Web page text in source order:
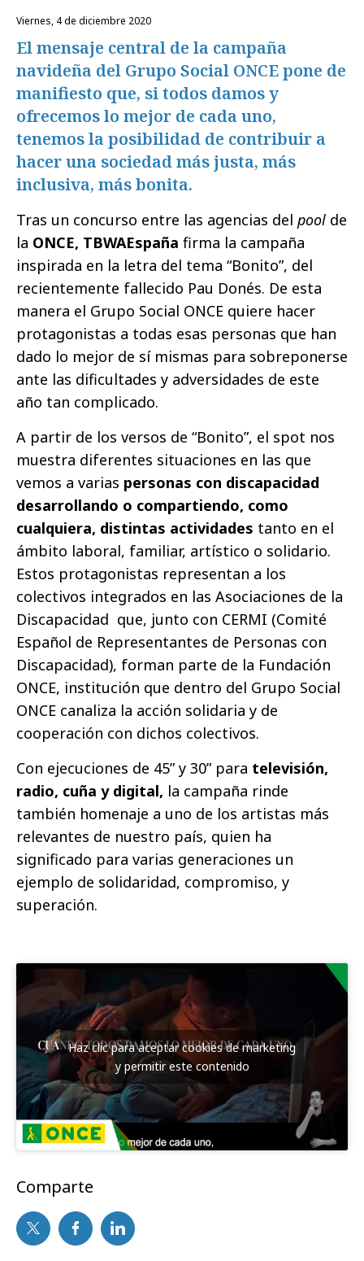
viernes, 4 de diciembre 2020
El mensaje central de la campaña
navideña del Grupo Social ONCE pone de
manifiesto que, si todos damos y
ofrecemos lo mejor de cada uno,
tenemos la posibilidad de contribuir a
hacer una sociedad más justa, más
inclusiva, más bonita.
Tras un concurso entre las agencias del pool de
la ONCE, TBWAEspaña firma la campaña
inspirada en la letra del tema “Bonito”, del
recientemente fallecido Pau Donés. De esta
manera el Grupo Social ONCE quiere hacer
protagonistas a todas esas personas que han
dado lo mejor de sí mismas para sobreponerse
ante las dificultades y adversidades de este
año tan complicado.
A partir de los versos de “Bonito”, el spot nos
muestra diferentes situaciones en las que
vemos a varias personas con discapacidad
desarrollando o compartiendo, como
cualquiera, distintas actividades tanto en el
ámbito laboral, familiar, artístico o solidario.
Estos protagonistas representan a los
colectivos integrados en las Asociaciones de la
Discapacidad que, junto con CERMI (Comité
Español de Representantes de Personas con
Discapacidad), forman parte de la Fundación
ONCE, institución que dentro del Grupo Social
ONCE canaliza la acción solidaria y de
cooperación con dichos colectivos.
Con ejecuciones de 45” y 30” para televisión,
radio, cuña y digital, la campaña rinde
también homenaje a uno de los artistas más
relevantes de nuestro país, quien ha
significado para varias generaciones un
ejemplo de solidaridad, compromiso, y
superación.
Haz clic para aceptar cookies de marketing
y permitir este contenido
Comparte